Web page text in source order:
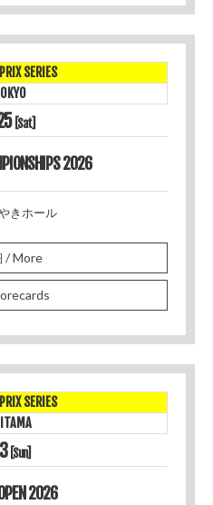
SERIES
[Sat]
2026
きホール
/ More
SERIES
[Sun]
2026